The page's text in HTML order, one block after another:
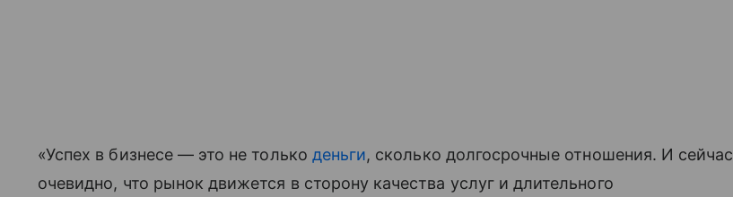
«Успех в бизнесе — это не только деньги, сколько долгосрочные отношения. И сейчас
очевидно, что рынок движется в сторону качества услуг и длительного